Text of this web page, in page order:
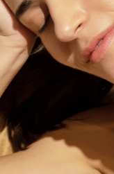
FAQ™ Pure
BREAKING
issa™ Teeth
Språk
English
Français
Türkçe